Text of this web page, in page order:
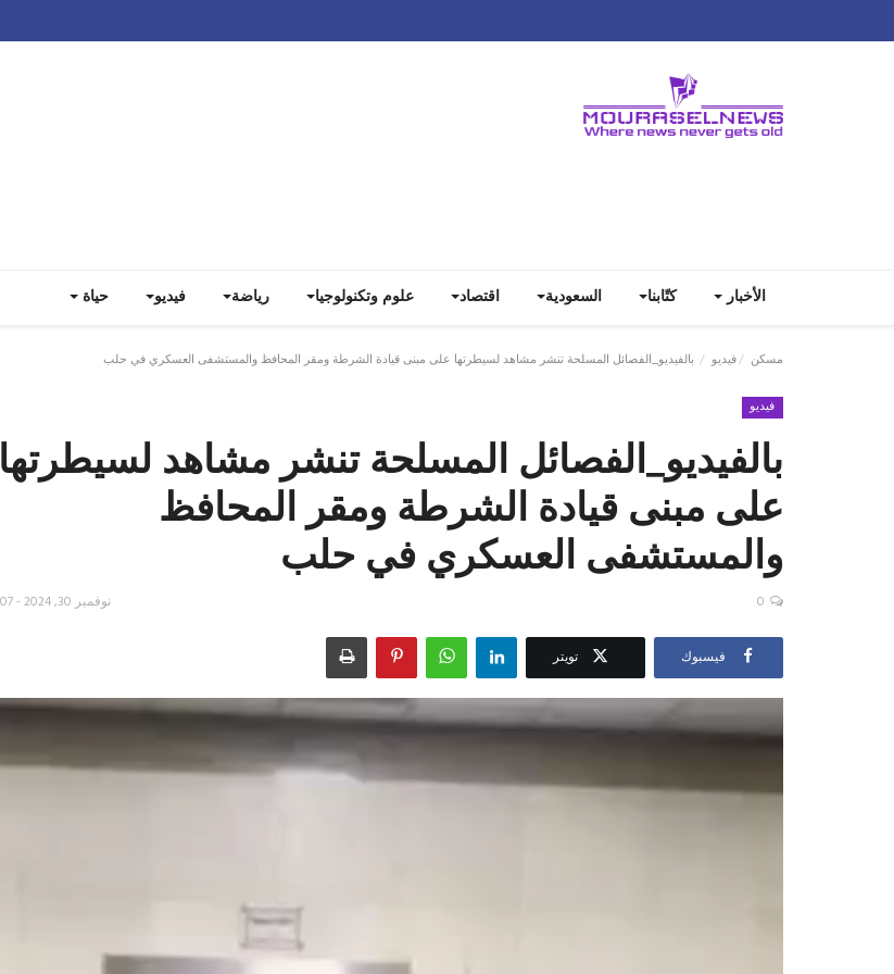
الأخبار كتّابنا السعودية اقتصاد علوم وتكنولوجيا رياضة فيديو حياة
مسكن فيديو بالفيديو_‏الفصائل المسلحة تنشر مشاهد لسيطرتها على مبنى قيادة الشرطة ومقر المحافظ والمستشفى العسكري في ‎حلب
فيديو
بالفيديو_‏الفصائل المسلحة تنشر مشاهد لسيطرتها
على مبنى قيادة الشرطة ومقر المحافظ
والمستشفى العسكري في ‎حلب
نوفمبر 30, 2024 - 01:07 0
فيسبوك تويتر